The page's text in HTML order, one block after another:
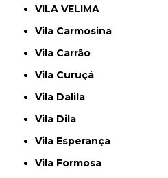
VILA VELIMA
Vila Carmosina
Vila Carrão
Vila Curuçá
Vila Dalila
Vila Dila
Vila Esperança
Vila Formosa